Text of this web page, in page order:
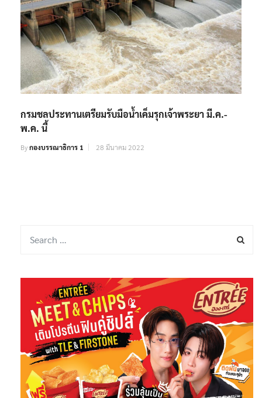
กรมชลประทานเตรียมรับมือน้ำเค็มรุกเจ้าพระยา มี.ค.-
พ.ค. นี้
Byกองบรรณาธิการ 1 28 มีนาคม 2022